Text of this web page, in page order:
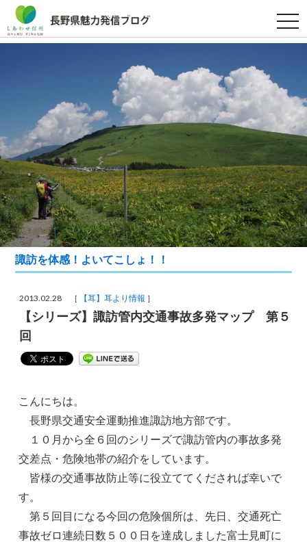
t
o
g
a
v
g
a
t
o
n
諏訪を体感！よいてこしょ！！
2013.02.28 ［ 【耳】耳より情報 ］
【シリーズ】諏訪管内交通事故多発マップ 第５
回
こんにちは。
長野県交通安全運動推進諏訪地方部です。
１０月から全６回のシリーズで諏訪管内の事故多発
交差点・危険地帯の紹介をしています。
皆様の交通事故防止等に役立ててくだされば幸いで
す。
第５回目になる今回の危険個所は、先日、交通死亡
事故ゼロ連続日数５００日を達成しました富士見町に